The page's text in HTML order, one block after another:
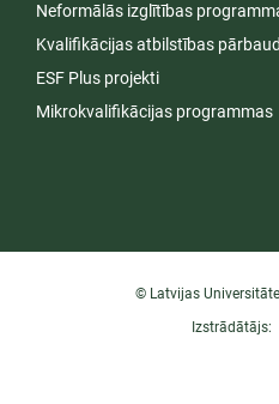
Neformālās izglītības
Kvalifikācijas atbilstības
ESF Plus projekti
Mikrokvalifikācijas programmas
© Latvijas
Izstrādātājs: